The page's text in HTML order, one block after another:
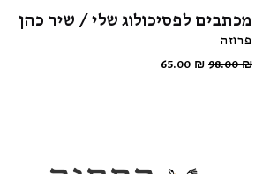
מכתבים לפסיכולוג שלי / שיר כהן
פרוזה
98.00
65.00₪